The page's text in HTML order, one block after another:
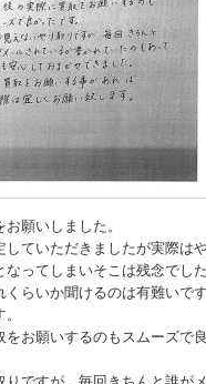
願いしました。
していただきましたが実際は
ってしまいそこは残念でした
くらいか聞けるのは有難いで
をお願いするのもスムーズで